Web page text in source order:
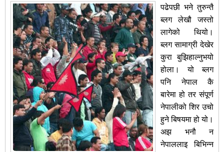
पढेपछी भने तुरुन्तै
ब्लग लेखौ जस्तो
लागेको थियो।
ब्लग सामाग्री देखेर
कुरा बुझिहाल्नुभयो
होला। यो ब्लग
पनि नेपाल कै
बारेमा हो तर संपूर्ण
नेपालीको शिर उचो
हुने बिषयमा हो यो।
अझ भनौ न
नेपाललाइ बिभिन्न